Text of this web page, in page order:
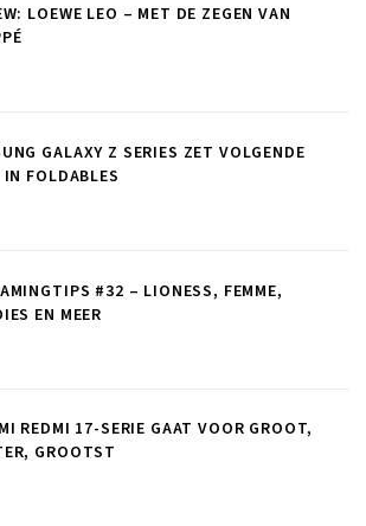
LOEWE LEO – MET DE ZEGEN VAN
GALAXY Z SERIES ZET VOLGENDE
FOLDABLES
#32 – LIONESS, FEMME,
EN MEER
REDMI 17-SERIE GAAT VOOR GROOT,
GROOTST